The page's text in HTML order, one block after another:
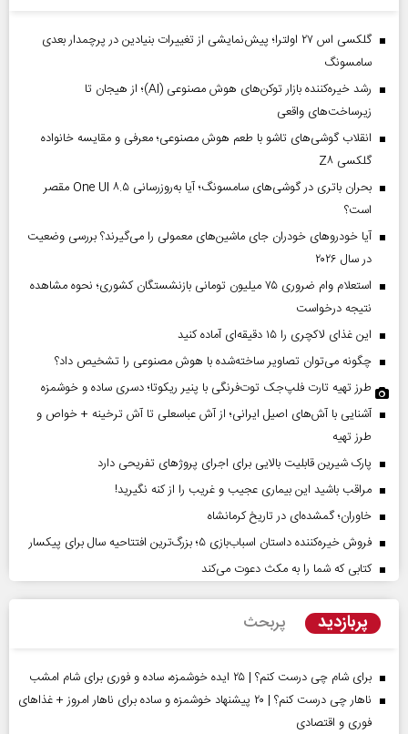
گلکسی اس ۲۷ اولترا؛ پیش‌نمایشی از تغییرات بنیادین در پرچمدار بعدی
سامسونگ
رشد خیره‌کننده بازار توکن‌های هوش مصنوعی (AI)؛ از هیجان تا
زیرساخت‌های واقعی
انقلاب گوشی‌های تاشو‌ با طعم هوش مصنوعی؛ معرفی و مقایسه خانواده
گلکسی Z۸
بحران باتری در گوشی‌های سامسونگ؛ آیا به‌روزرسانی One UI ۸.۵ مقصر
است؟
آیا خودروهای خودران جای ماشین‌های معمولی را می‌گیرند؟ بررسی وضعیت
در سال ۲۰۲۶
استعلام وام ضروری ۷۵ میلیون تومانی بازنشستگان کشوری؛ نحوه مشاهده
نتیجه درخواست
این غذای لاکچری را ۱۵ دقیقه‌ای آماده کنید
چگونه می‌توان تصاویر ساخته‌شده با هوش مصنوعی را تشخیص داد؟
طرز تهیه تارت فلپ‌جک توت‌فرنگی با پنیر ریکوتا؛ دسری ساده و خوشمزه
آشنایی با آش‌های اصیل ایرانی؛ از آش عباسعلی تا آش ترخینه + خواص و
طرز تهیه
پارک شیرین قابلیت‌ بالایی برای اجرای پروژهای تفریحی دارد
مراقب باشید این بیماری عجیب و غریب را از کنه نگیرید!
خاوران؛ گمشده‌ای در تاریخ کرمانشاه
فروش خیره‌کننده داستان اسباب‌بازی ۵؛ بزرگ‌ترین افتتاحیه سال برای پیکسار
کتابی که شما را به مکث دعوت می‌کند
پربازدید پربحث
برای شام چی درست کنم؟ | ۲۵ ایده خوشمزه، ساده و فوری برای شام امشب
ناهار چی درست کنم؟ | ۲۰ پیشنهاد خوشمزه و ساده برای ناهار امروز + غذاهای
فوری و اقتصادی